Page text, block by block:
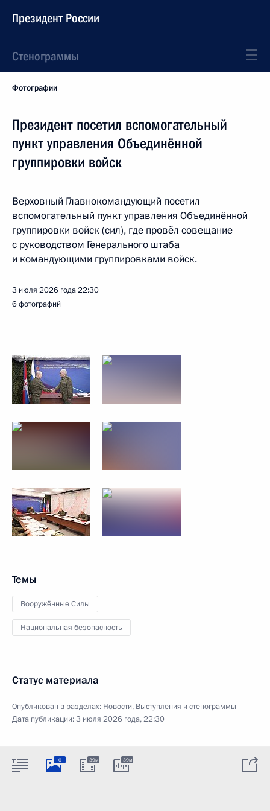
Президент России
Стенограммы
Фотографии
Президент посетил вспомогательный
пункт управления Объединённой
группировки войск
Верховный Главнокомандующий посетил
вспомогательный пункт управления Объединённой
группировки войск (сил), где провёл совещание
с руководством Генерального штаба
и командующими группировками войск.
3 июля 2026 года22:30
6 фотографий
Темы
Вооружённые Силы
Национальная безопасность
Статус материала
Опубликован в разделах: Новости, Выступления и стенограммы
Дата публикации:3 июля 2026 года, 22:30
6 39м 39м